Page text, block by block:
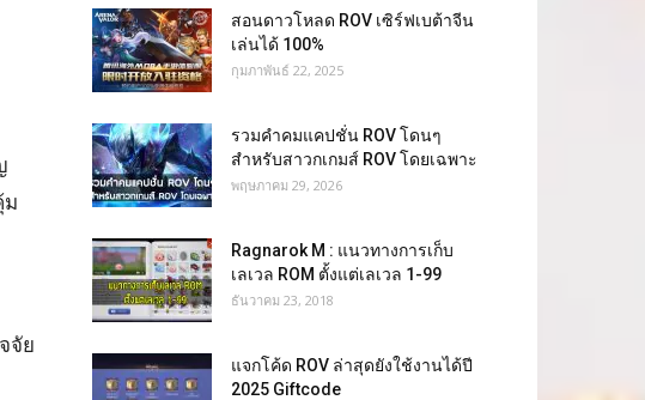
ม
จัย
สอนดาวโหลด ROV เซิร์ฟเบต้าจีน
เล่นได้ 100%
กุมภาพันธ์ 22, 2025
รวมคำคมแคปชั่น ROV โดนๆ
สำหรับสาวกเกมส์ ROV โดยเฉพาะ
พฤษภาคม 29, 2026
Ragnarok M : แนวทางการเก็บ
เลเวล ROM ตั้งแต่เลเวล 1-99
ธันวาคม 23, 2018
แจกโค้ด ROV ล่าสุดยังใช้งานได้ปี
2025 Giftcode